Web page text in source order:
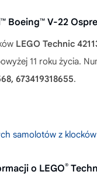
Boeing™ V-22
LEGO Technic
11 roku życia.
673419318655.
samolotów z
o LEGO®